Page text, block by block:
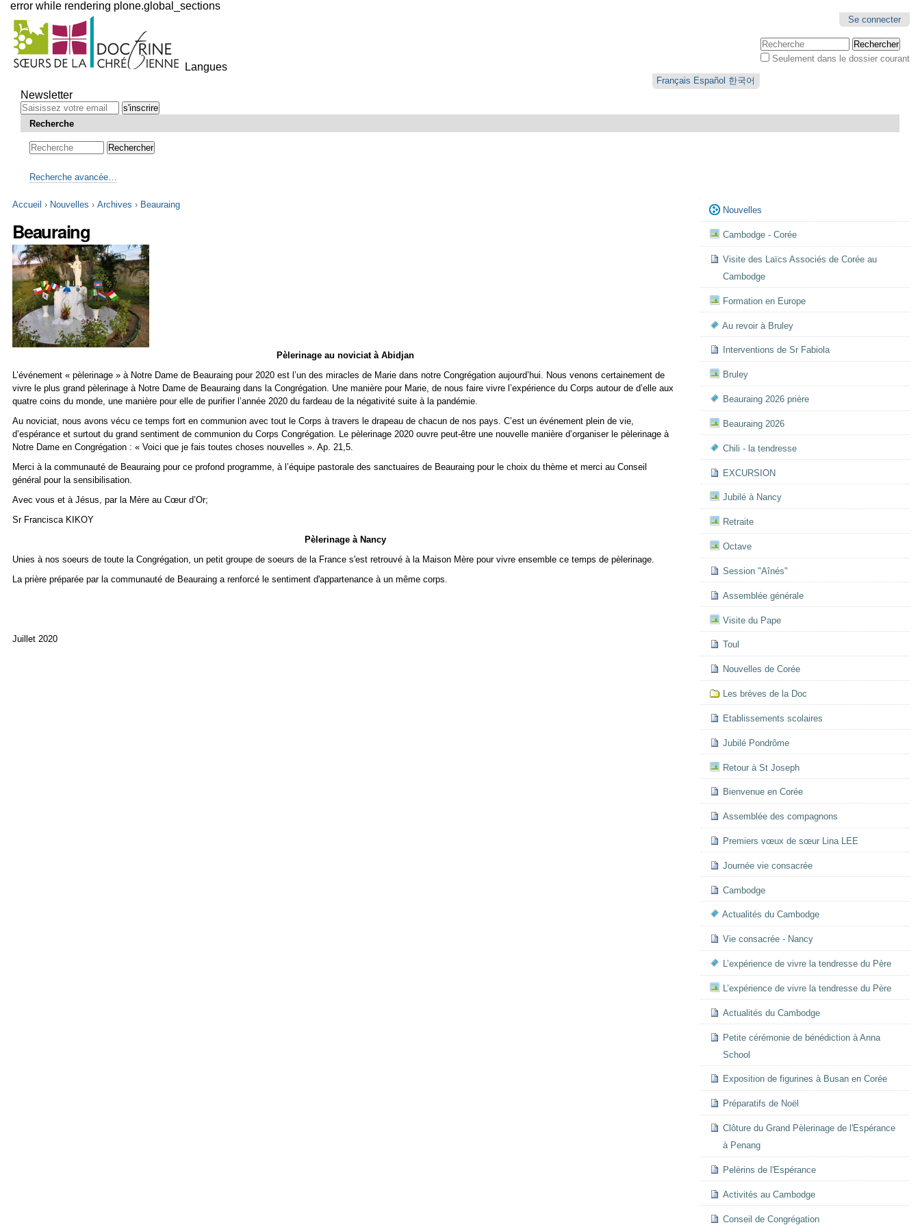
error while rendering plone.global_sections
Outils
personnels
Se connecter
Chercher par
Seulement dans le dossier courant
Langues
Français Español 한국어
au
contenu.
Aller
Newsletter
Recherche
Recherche avancée…
Accueil › Nouvelles ›Archives › Beauraing
Beauraing
Pèlerinage au noviciat à Abidjan
L’événement « pèlerinage » à Notre Dame de Beauraing pour 2020 est l’un des miracles de Marie dans notre Congrégation aujourd’hui. Nous venons certainement de
vivre le plus grand pèlerinage à Notre Dame de Beauraing dans la Congrégation. Une manière pour Marie, de nous faire vivre l’expérience du Corps autour de d’elle aux
quatre coins du monde, une manière pour elle de purifier l’année 2020 du fardeau de la négativité suite à la pandémie.
Au noviciat, nous avons vécu ce temps fort en communion avec tout le Corps à travers le drapeau de chacun de nos pays. C’est un événement plein de vie,
d’espérance et surtout du grand sentiment de communion du Corps Congrégation. Le pèlerinage 2020 ouvre peut-être une nouvelle manière d’organiser le pèlerinage à
Notre Dame en Congrégation : « Voici que je fais toutes choses nouvelles ». Ap. 21,5.
Merci à la communauté de Beauraing pour ce profond programme, à l’équipe pastorale des sanctuaires de Beauraing pour le choix du thème et merci au Conseil
général pour la sensibilisation.
Avec vous et à Jésus, par la Mère au Cœur d’Or;
Sr Francisca KIKOY
Pèlerinage à Nancy
Unies à nos soeurs de toute la Congrégation, un petit groupe de soeurs de la France s'est retrouvé à la Maison Mère pour vivre ensemble ce temps de pèlerinage.
La prière préparée par la communauté de Beauraing a renforcé le sentiment d'appartenance à un même corps.
Juillet 2020
Navigation
Nouvelles
Cambodge - Corée
Visite des Laïcs Associés de Corée au
Cambodge
Formation en Europe
Au revoir à Bruley
Interventions de Sr Fabiola
Bruley
Beauraing 2026 prière
Beauraing 2026
Chili - la tendresse
EXCURSION
Jubilé à Nancy
Retraite
Octave
Session "Aînés"
Assemblée générale
Visite du Pape
Toul
Nouvelles de Corée
Les brèves de la Doc
Etablissements scolaires
Jubilé Pondrôme
Retour à St Joseph
Bienvenue en Corée
Assemblée des compagnons
Premiers vœux de sœur Lina LEE
Journée vie consacrée
Cambodge
Actualités du Cambodge
Vie consacrée - Nancy
L’expérience de vivre la tendresse du Père
L’expérience de vivre la tendresse du Père
Actualités du Cambodge
Petite cérémonie de bénédiction à Anna
School
Exposition de figurines à Busan en Corée
Préparatifs de Noël
Clôture du Grand Pèlerinage de l'Espérance
à Penang
Pelèrins de l'Espérance
Activités au Cambodge
Conseil de Congrégation